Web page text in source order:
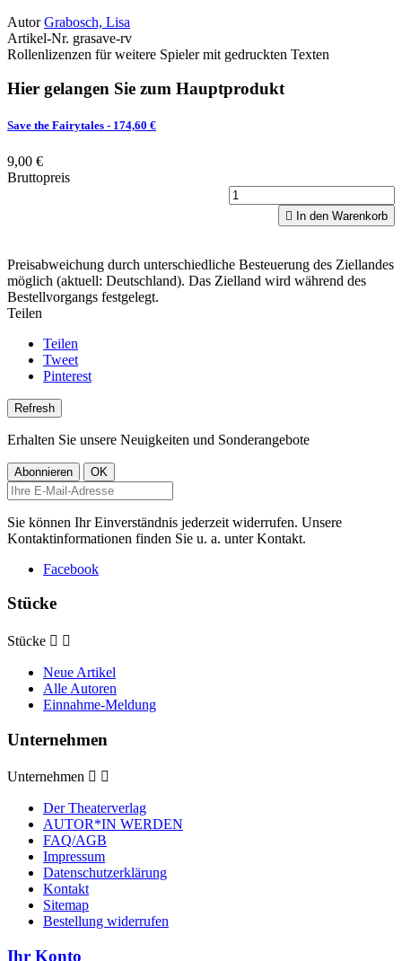
Autor Grabosch, Lisa
Artikel-Nr. grasave-rv
Rollenlizenzen für weitere Spieler mit gedruckten Texten
Hier gelangen Sie zum Hauptprodukt
Save the Fairytales - 174,60 €
9,00 €
Bruttopreis
 In den Warenkorb
Preisabweichung durch unterschiedliche Besteuerung des Ziellandes
möglich (aktuell: Deutschland). Das Zielland wird während des
Bestellvorgangs festgelegt.
Teilen
Teilen
Tweet
Pinterest
Erhalten Sie unsere Neuigkeiten und Sonderangebote
Sie können Ihr Einverständnis jederzeit widerrufen. Unsere
Kontaktinformationen finden Sie u. a. unter Kontakt.
Facebook
Stücke
Stücke  
Neue Artikel
Alle Autoren
Einnahme-Meldung
Unternehmen
Unternehmen  
Der Theaterverlag
AUTOR*IN WERDEN
FAQ/AGB
Impressum
Datenschutzerklärung
Kontakt
Sitemap
Bestellung widerrufen
Ihr Konto